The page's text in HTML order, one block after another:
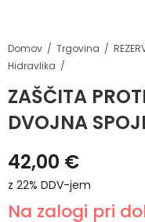
Domov Trgovina
Hidravlika
ZAŠČITA
DVOJNA
42,00 €
z 22% DDV-jem
Na zalogi pri